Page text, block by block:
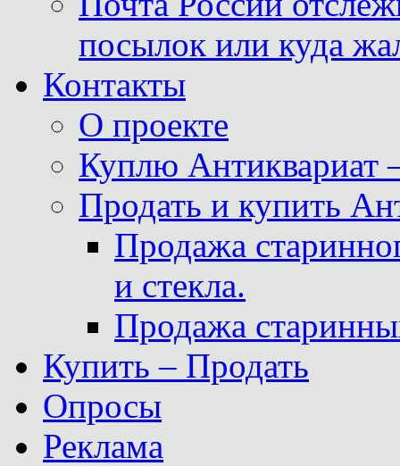
посылок или куда
Контакты
О проекте
Куплю Антиквариат
Продать и купить
Продажа
и стекла.
Продажа
Купить – Продать
Опросы
Реклама